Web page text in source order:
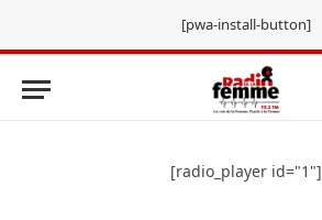
[pwa-install-button]
[radio_player id="1"]